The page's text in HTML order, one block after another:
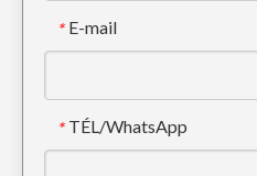
* E-mail
* TÉL/WhatsApp